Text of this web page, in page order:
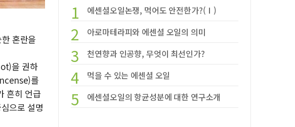
혼란을
을 권하
를
흔히 언급
으로 설명
1 에센셜오일논쟁, 먹어도 안전한가?(Ⅰ)
2 아로마테라피와 에센셜 오일의 의미
3 천연향과 인공향, 무엇이 최선인가?
4 먹을 수 있는 에센셜 오일
5 에센셜오일의 항균성분에 대한 연구소개